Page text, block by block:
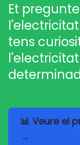
Et
tens
📊 Veure el
→